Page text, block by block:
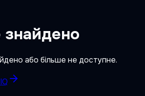
або більше не доступне.